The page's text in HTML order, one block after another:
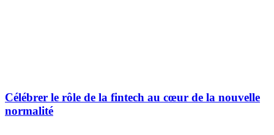
Célébrer le rôle de la fintech au cœur de la nouvelle
normalité